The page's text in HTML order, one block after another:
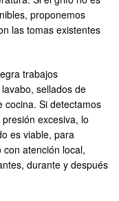
proponemos
las tomas existentes
trabajos
sellados de
cocina. Si detectamos
excesiva, lo
es viable, para
atención local,
durante y después